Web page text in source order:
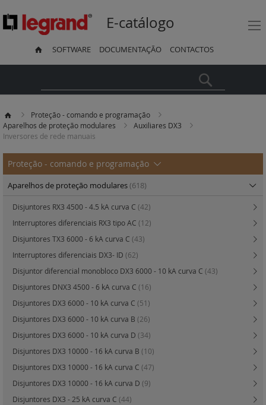
E-catálogo
SOFTWARE DOCUMENTAÇÃO CONTACTOS
Proteção - comando e programação
Aparelhos de proteção modulares
Auxiliares DX3
Inversores de rede manuais
Proteção - comando e programação
Aparelhos de proteção modulares(618)
Disjuntores RX3 4500 - 4.5 kA curva C (42)
Interruptores diferenciais RX3 tipo AC (12)
Disjuntores TX3 6000 - 6 kA curva C (43)
Interruptores diferenciais DX3- ID (62)
Disjuntor diferencial monobloco DX3 6000 - 10 kA curva C (43)
Disjuntores DNX3 4500 - 6 kA curva C (16)
Disjuntores DX3 6000 - 10 kA curva C (51)
Disjuntores DX3 6000 - 10 kA curva B (26)
Disjuntores DX3 6000 - 10 kA curva D (34)
Disjuntores DX3 10000 - 16 kA curva B (10)
Disjuntores DX3 10000 - 16 kA curva C (47)
Disjuntores DX3 10000 - 16 kA curva D (9)
Disjuntores DX3 - 25 kA curva C (44)